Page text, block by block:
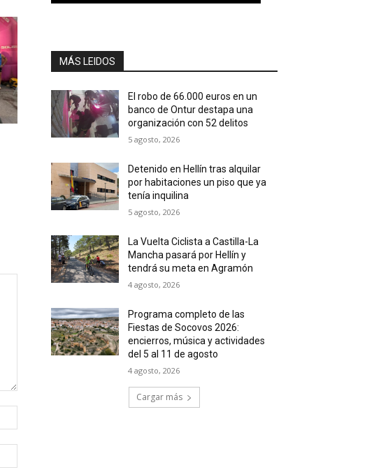
electrónico:*
MÁS LEIDOS
El robo de 66.000 euros en un
banco de Ontur destapa una
organización con 52 delitos
5 agosto, 2026
Detenido en Hellín tras alquilar
por habitaciones un piso que ya
tenía inquilina
5 agosto, 2026
La Vuelta Ciclista a Castilla-La
Mancha pasará por Hellín y
tendrá su meta en Agramón
4 agosto, 2026
Programa completo de las
Fiestas de Socovos 2026:
encierros, música y actividades
del 5 al 11 de agosto
4 agosto, 2026
Cargar más